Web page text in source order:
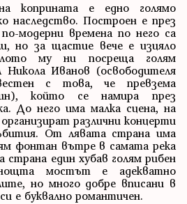
коприната е едно голямо
наследство. Построен е през
модерни времена по него са
но за щастие вече е изцяло
му ни посреща голям
Никола Иванов (освободителя
с това, че превзема
който се намира през
До него има малка сцена, на
различни концерти
От лявата страна има
фонтан вътре в самата река
един хубав голям рибен
мостът е адекватно
но много добре вписани в
е буквално романтичен.